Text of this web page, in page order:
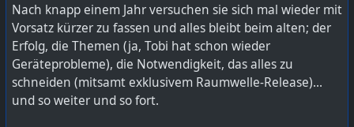
Nach knapp einem Jahr versuchen sie sich mal wieder mit
Vorsatz kürzer zu fassen und alles bleibt beim alten; der
Erfolg, die Themen (ja, Tobi hat schon wieder
Geräteprobleme), die Notwendigkeit, das alles zu
schneiden (mitsamt exklusivem Raumwelle-Release)...
und so weiter und so fort.